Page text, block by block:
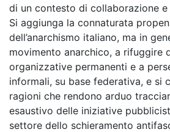
di un contesto di collaborazione
Si aggiunga la connaturata
dell’anarchismo italiano, ma in
movimento anarchico, a rifuggire
organizzative permanenti e a
informali, su base federativa, e si
ragioni che rendono arduo
esaustivo delle iniziative
settore dello schieramento